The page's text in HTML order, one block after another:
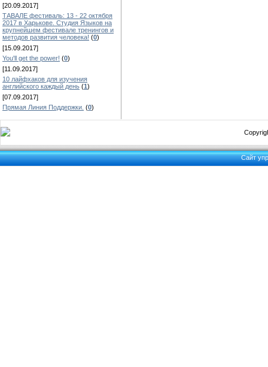
[20.09.2017]
ТАВАЛЕ фестиваль: 13 - 22 октября
2017 в Харькове. Студия Языков на
крупнейшем фестивале тренингов и
методов развития человека! (0)
[15.09.2017]
You'll get the power! (0)
[11.09.2017]
10 лайфхаков для изучения
английского каждый день (1)
[07.09.2017]
Прямая Линия Поддержки. (0)
Сайт